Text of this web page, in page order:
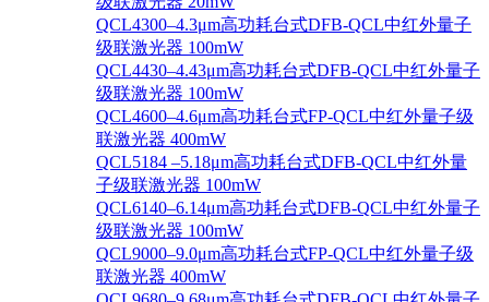
QCL4300–4.3μm高功耗台式DFB-QCL中红外量子
级联激光器 100mW
QCL4430–4.43μm高功耗台式DFB-QCL中红外量子
级联激光器 100mW
QCL4600–4.6μm高功耗台式FP-QCL中红外量子级
联激光器 400mW
QCL5184 –5.18μm高功耗台式DFB-QCL中红外量
子级联激光器 100mW
QCL6140–6.14μm高功耗台式DFB-QCL中红外量子
级联激光器 100mW
QCL9000–9.0μm高功耗台式FP-QCL中红外量子级
联激光器 400mW